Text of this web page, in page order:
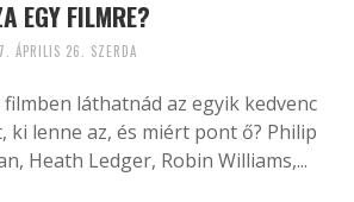
EGY FILMRE?
ÁPRILIS 26. SZERDA
láthatnád az egyik kedvenc
ki lenne az, és miért pont ő? Philip
Heath Ledger, Robin Williams,...